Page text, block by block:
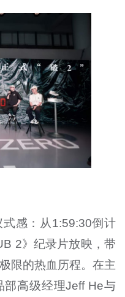
感：从1:59:30倒计
2》纪录片放映，带
限的热血历程。在主
部高级经理Jeff He与